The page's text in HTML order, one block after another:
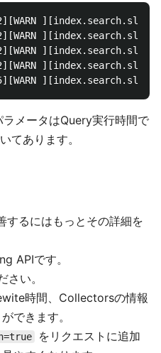
ラメータはQuery実行時間で
てあります。
るにはもっとその詳細を
APIです。
さい。
時間、Collectorsの情報
できます。
をリクエストに追加